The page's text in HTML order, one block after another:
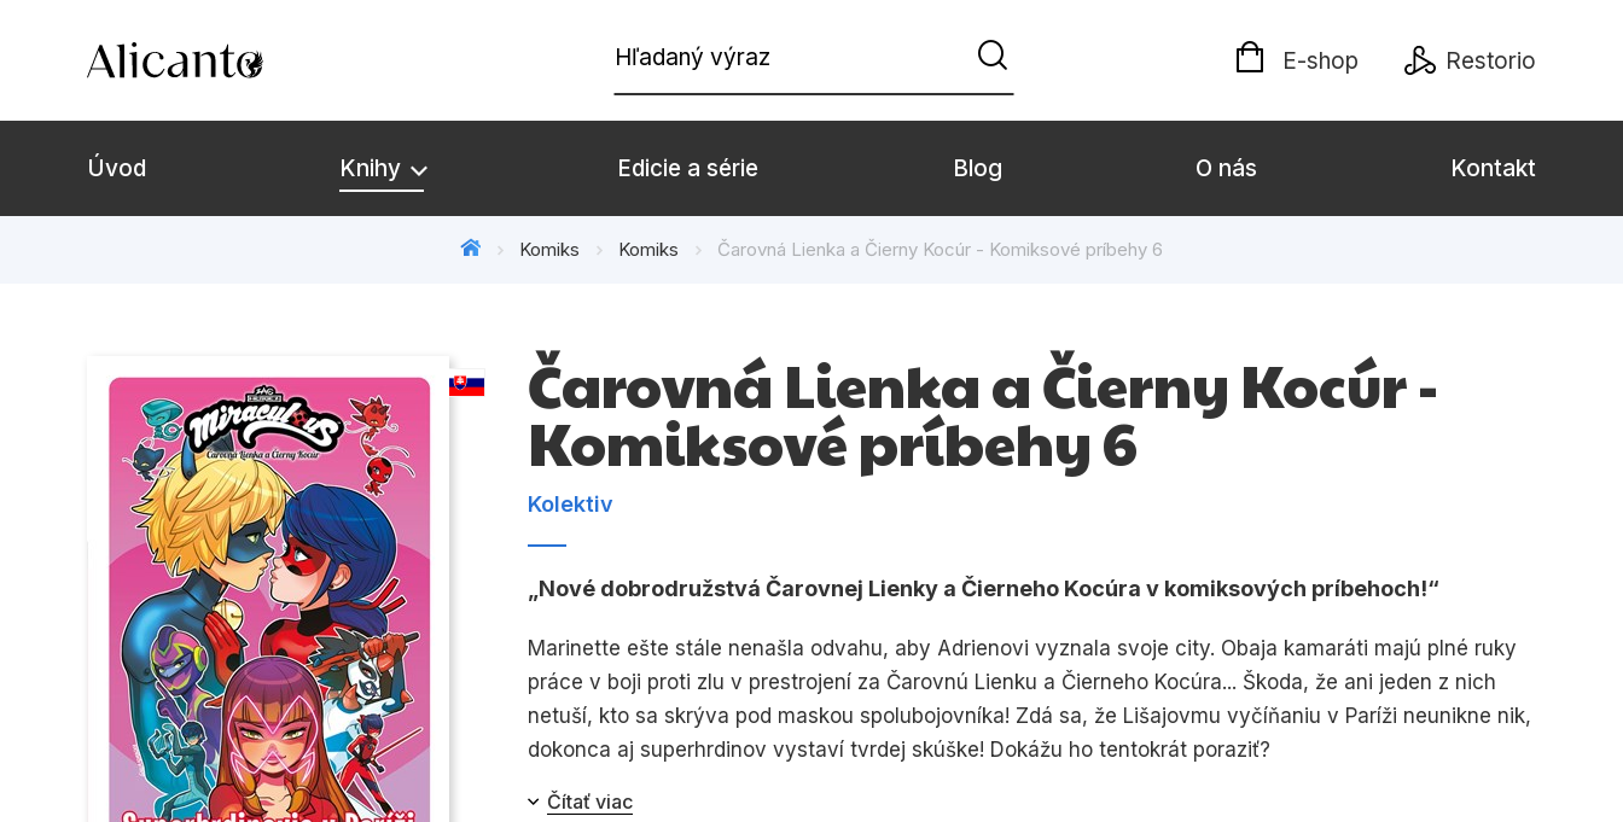
Hľadaný výraz E-shop Restorio
Úvod Knihy
Beletria pre deti Beletria pre dospelých
Komiks Počítače Poézia
Populárno - náučné pre deti Predškoláci Výchova a pedagogika
Zdravie a životný štýl
Všetky kategórie
Edicie a série Blog O nás Kontakt
Komiks Komiks Čarovná Lienka a Čierny Kocúr - Komiksové príbehy 6
Čarovná Lienka a Čierny Kocúr -
Komiksové príbehy 6
Kolektiv
Nové dobrodružstvá Čarovnej Lienky a Čierneho Kocúra v komiksových príbehoch!
Marinette ešte stále nenašla odvahu, aby Adrienovi vyznala svoje city. Obaja kamaráti majú plné ruky
práce v boji proti zlu v prestrojení za Čarovnú Lienku a Čierneho Kocúra... Škoda, že ani jeden z nich
netuší, kto sa skrýva pod maskou spolubojovníka! Zdá sa, že Lišajovmu vyčíňaniu v Paríži neunikne nik,
dokonca aj superhrdinov vystaví tvrdej skúške! Dokážu ho tentokrát poraziť?
Čítať viac